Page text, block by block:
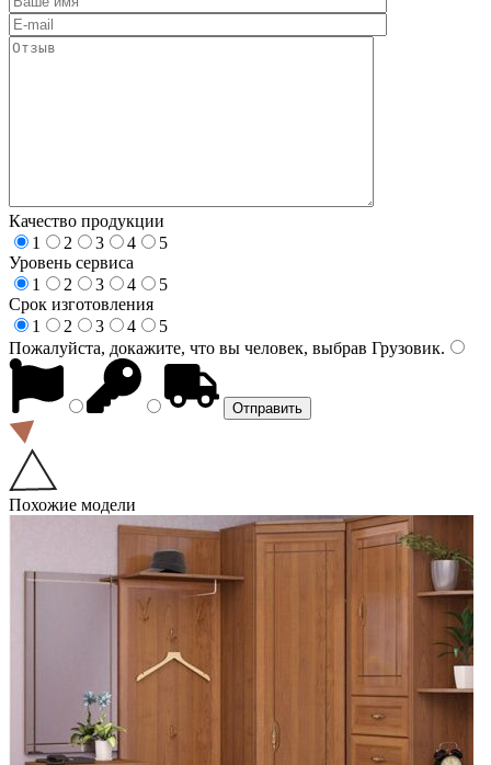
Качество продукции
1
2 3 4
5
Уровень сервиса
1
2 3 4
5
Срок изготовления
1
2 3 4
5
Пожалуйста, докажите, что вы человек, выбрав Грузовик.
Похожие модели